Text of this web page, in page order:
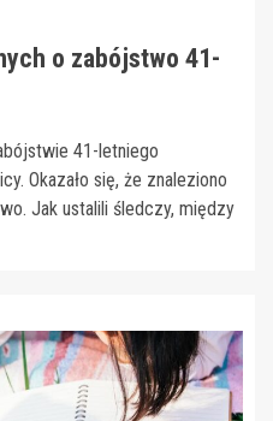
o zabójstwo 41-
41-letniego
Okazało się, że znaleziono
Jak ustalili śledczy, między